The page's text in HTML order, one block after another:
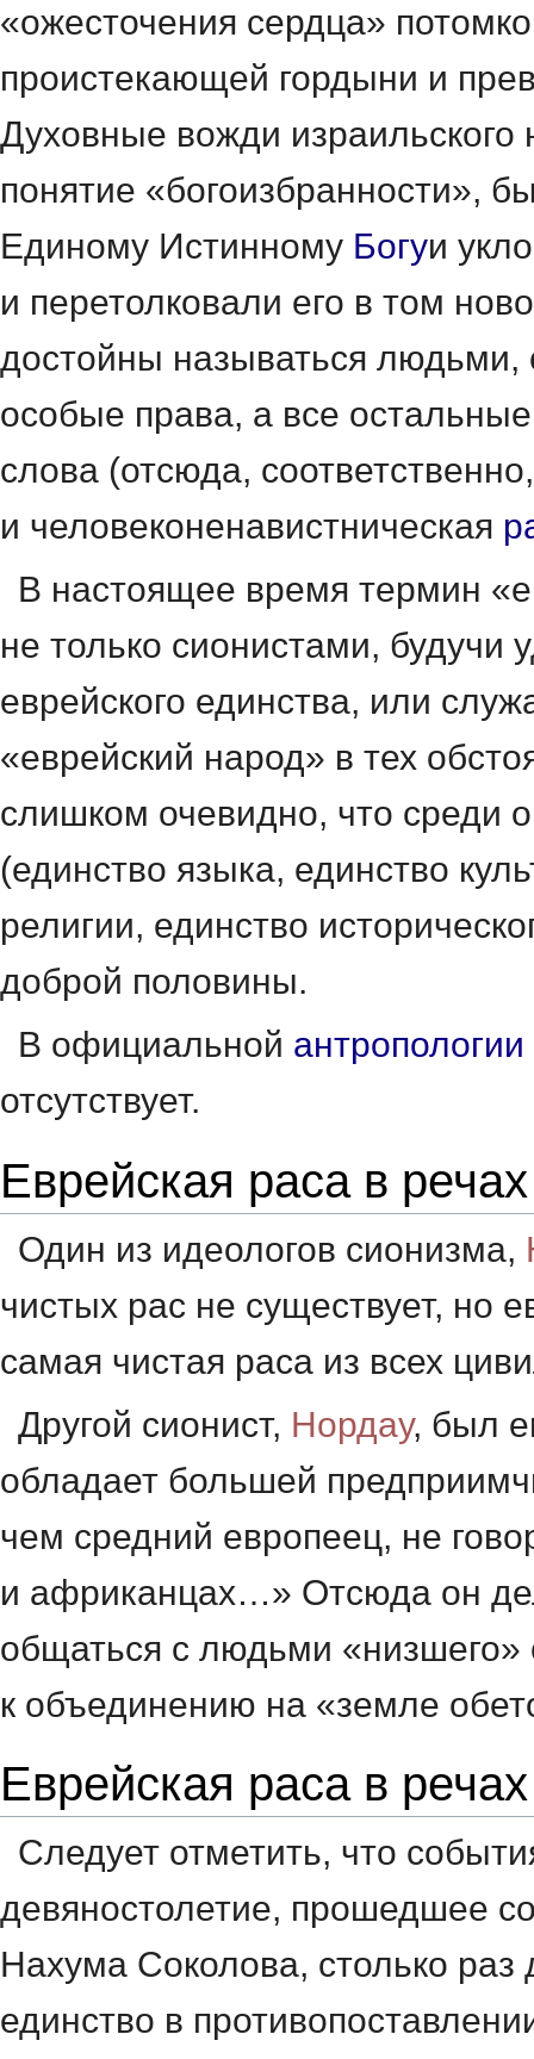
«ожесточения сердца»
проистекающей гордыни и
Духовные вожди израильского
понятие «богоизбранности»,
Единому Истинному Богуи
и перетолковали его в том
достойны называться людьми,
особые права, а все
слова (отсюда, соответственно,
и человеконенавистническая
В настоящее время термин
не только сионистами, будучи
еврейского единства, или
«еврейский народ» в тех
слишком очевидно, что среди
(единство языка, единство
религии, единство
доброй половины.
В официальной антропологии
отсутствует.
Еврейская раса в
Один из идеологов сионизма,
чистых рас не существует, но
самая чистая раса из всех
Другой сионист, Нордау, был
обладает большей
чем средний европеец, не
и африканцах…» Отсюда он
общаться с людьми
к объединению на «земле
Еврейская раса в
Следует отметить, что
девяностолетие, прошедшее
Нахума Соколова, столько
единство в